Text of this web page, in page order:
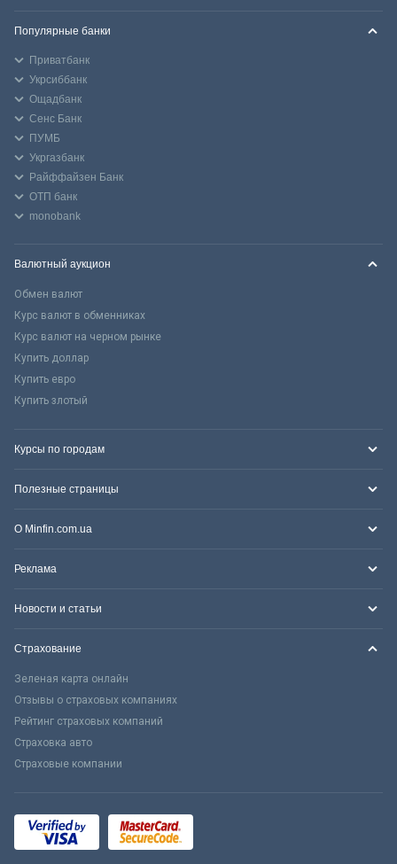
Популярные банки
Приватбанк
Укрсиббанк
Ощадбанк
Сенс Банк
ПУМБ
Укргазбанк
Райффайзен Банк
ОТП банк
monobank
Валютный аукцион
Обмен валют
Курс валют в обменниках
Курс валют на черном рынке
Купить доллар
Купить евро
Купить злотый
Курсы по городам
Полезные страницы
О Minfin.com.ua
Реклама
Новости и статьи
Страхование
Зеленая карта онлайн
Отзывы о страховых компаниях
Рейтинг страховых компаний
Страховка авто
Страховые компании